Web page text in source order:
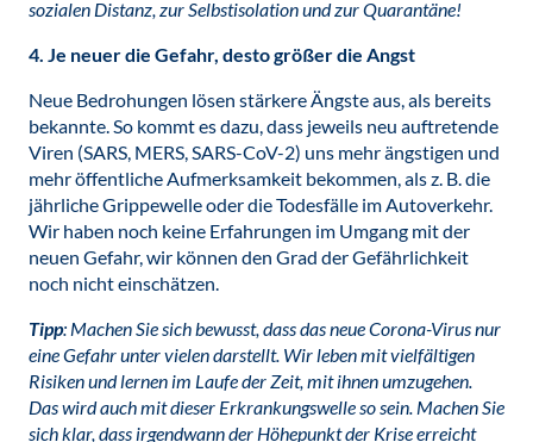
sozialen Distanz, zur Selbstisolation und zur Quarantäne!
4. Je neuer die Gefahr, desto größer die Angst
Neue Bedrohungen lösen stärkere Ängste aus, als bereits
bekannte. So kommt es dazu, dass jeweils neu auftretende
Viren (SARS, MERS, SARS-CoV-2) uns mehr ängstigen und
mehr öffentliche Aufmerksamkeit bekommen, als z. B. die
jährliche Grippewelle oder die Todesfälle im Autoverkehr.
Wir haben noch keine Erfahrungen im Umgang mit der
neuen Gefahr, wir können den Grad der Gefährlichkeit
noch nicht einschätzen.
Tipp: Machen Sie sich bewusst, dass das neue Corona-Virus nur
eine Gefahr unter vielen darstellt. Wir leben mit vielfältigen
Risiken und lernen im Laufe der Zeit, mit ihnen umzugehen.
Das wird auch mit dieser Erkrankungswelle so sein. Machen Sie
sich klar, dass irgendwann der Höhepunkt der Krise erreicht